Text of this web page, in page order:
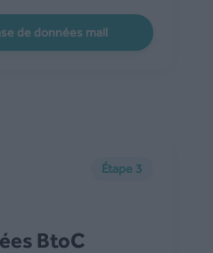
de données mail
Étape 3
BtoC